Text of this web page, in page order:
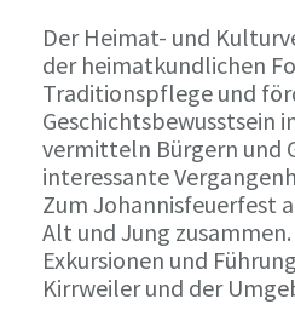
Der Heimat- und
der heimatkundlichen
Traditionspflege und
Geschichtsbewusstsein
vermitteln Bürgern und
interessante
Zum Johannisfeuerfest
Alt und Jung
Exkursionen und
Kirrweiler und der